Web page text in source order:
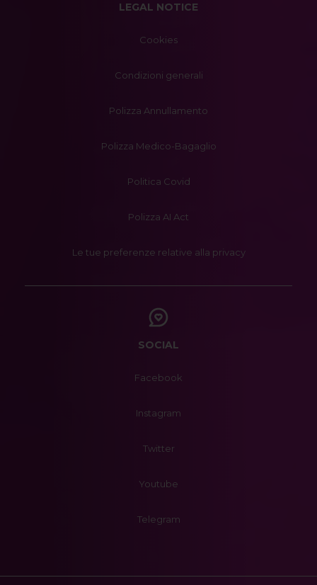
LEGAL NOTICE
Cookies
Condizioni generali
Polizza Annullamento
Polizza Medico-Bagaglio
Politica Covid
Polizza AI Act
Le tue preferenze relative alla privacy
SOCIAL
Facebook
Instagram
Twitter
Youtube
Telegram